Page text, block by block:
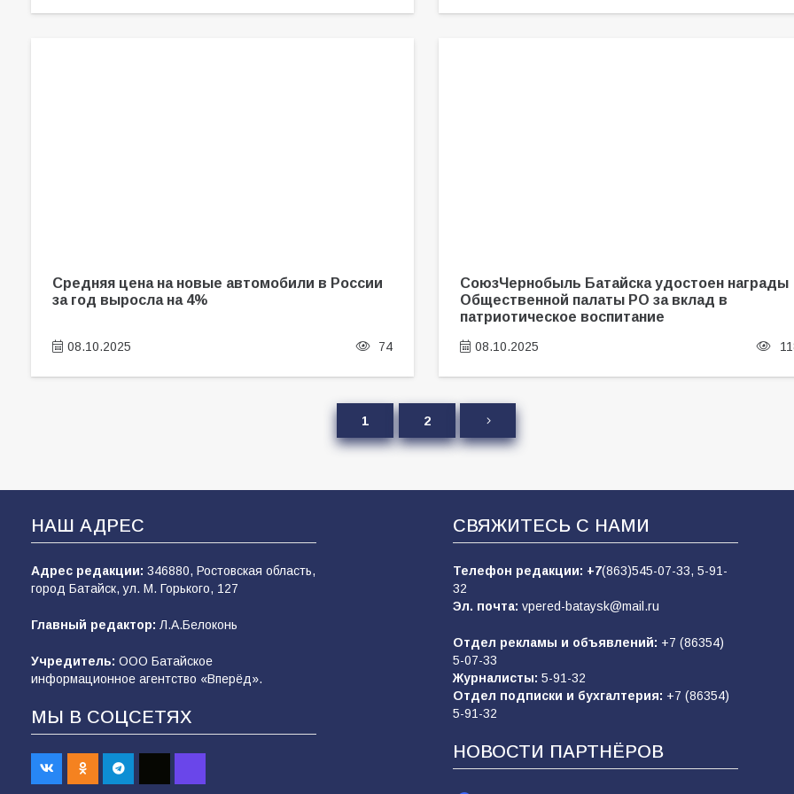
Средняя цена на новые автомобили в России
за год выросла на 4%
08.10.2025 74
СоюзЧернобыль Батайска удостоен награды
Общественной палаты РО за вклад в
патриотическое воспитание
08.10.2025
1 2
НАШ АДРЕС
Адрес редакции: 346880, Ростовская область,
город Батайск, ул. М. Горького, 127
Главный редактор: Л.А.Белоконь
Учредитель: ООО Батайское
информационное агентство «Вперёд».
МЫ В СОЦСЕТЯХ
СВЯЖИТЕСЬ С НАМИ
Телефон редакции: +7(863)545-07-33, 5-91-
32
Эл. почта: vpered-bataysk@mail.ru
Отдел рекламы и объявлений: +7 (86354)
5-07-33
Журналисты: 5-91-32
Отдел подписки и бухгалтерия: +7 (86354)
5-91-32
НОВОСТИ ПАРТНЁРОВ